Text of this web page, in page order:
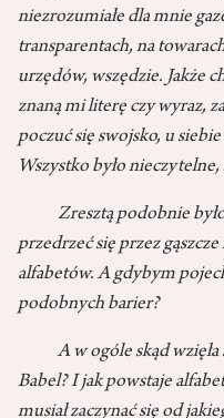
niezrozumiałe dla mnie
transparentach, na
urzędów, wszędzie. Jakże
znaną mi literę czy wyraz,
poczuć się swojsko, u
Wszystko było
Zresztą podobnie było
przedrzeć się przez
alfabetów. A gdybym
podobnych barier?
A w ogóle skąd wzięła
Babel? I jak powstaje
musiał zaczynać się od